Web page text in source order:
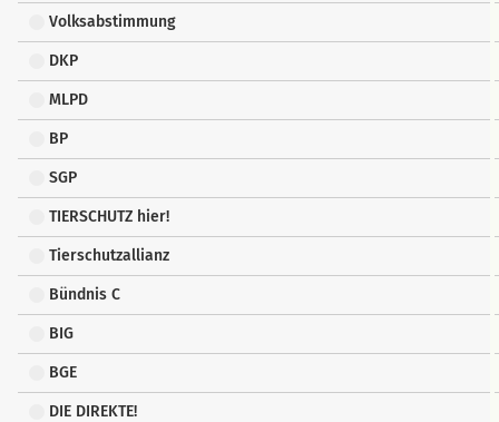
Volksabstimmung
DKP
MLPD
BP
SGP
TIERSCHUTZ hier!
Tierschutzallianz
Bündnis C
BIG
BGE
DIE DIREKTE!